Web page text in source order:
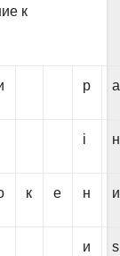
к
р а
i н
к е н и
и s